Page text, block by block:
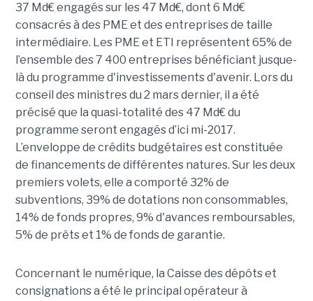
37 Md€ engagés sur les 47 Md€, dont 6 Md€
consacrés à des PME et des entreprises de taille
intermédiaire. Les PME et ETI représentent 65% de
l’ensemble des 7 400 entreprises bénéficiant jusque-
là du programme d'investissements d'avenir. Lors du
conseil des ministres du 2 mars dernier, il a été
précisé que la quasi-totalité des 47 Md€ du
programme seront engagés d’ici mi-2017.
L’enveloppe de crédits budgétaires est constituée
de financements de différentes natures. Sur les deux
premiers volets, elle a comporté 32% de
subventions, 39% de dotations non consommables,
14% de fonds propres, 9% d'avances remboursables,
5% de prêts et 1% de fonds de garantie.
Concernant le numérique, la Caisse des dépôts et
consignations a été le principal opérateur à